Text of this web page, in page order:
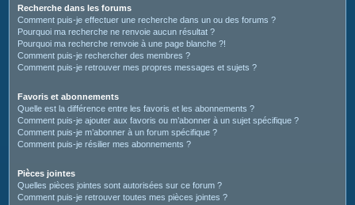
Recherche dans les forums
Comment puis-je effectuer une recherche dans un ou des forums ?
Pourquoi ma recherche ne renvoie aucun résultat ?
Pourquoi ma recherche renvoie à une page blanche ?!
Comment puis-je rechercher des membres ?
Comment puis-je retrouver mes propres messages et sujets ?
Favoris et abonnements
Quelle est la différence entre les favoris et les abonnements ?
Comment puis-je ajouter aux favoris ou m’abonner à un sujet spécifique ?
Comment puis-je m’abonner à un forum spécifique ?
Comment puis-je résilier mes abonnements ?
Pièces jointes
Quelles pièces jointes sont autorisées sur ce forum ?
Comment puis-je retrouver toutes mes pièces jointes ?